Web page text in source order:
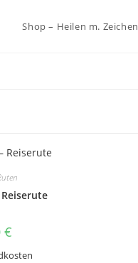
Shop – Heilen m. Zeichen
€